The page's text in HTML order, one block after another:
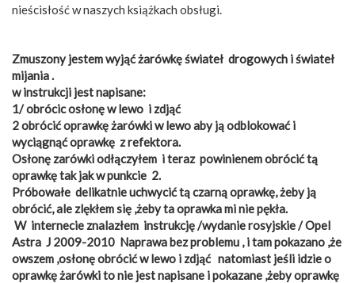
nieścisłość w naszych książkach obsługi.
Zmuszony jestem wyjąć żarówkę świateł drogowych i świateł
mijania .
w instrukcji jest napisane:
1/ obrócic osłonę w lewo i zdjąć
2 obrócić oprawkę żarówki w lewo aby ją odblokować i
wyciągnąć oprawkę z refektora.
Osłonę zarówki odłączyłem i teraz powinienem obrócić tą
oprawkę tak jak w punkcie 2.
Próbowałe delikatnie uchwycić tą czarną oprawkę, żeby ją
obrócić, ale zlękłem się ,żeby ta oprawka mi nie pękła.
W internecie znalazłem instrukcję /wydanie rosyjskie / Opel
Astra J 2009-2010 Naprawa bez problemu , i tam pokazano ,że
owszem ,osłonę obrócić w lewo i zdjąć natomiast jeśli idzie o
oprawkę żarówki to nie jest napisane i pokazane ,żeby oprawkę